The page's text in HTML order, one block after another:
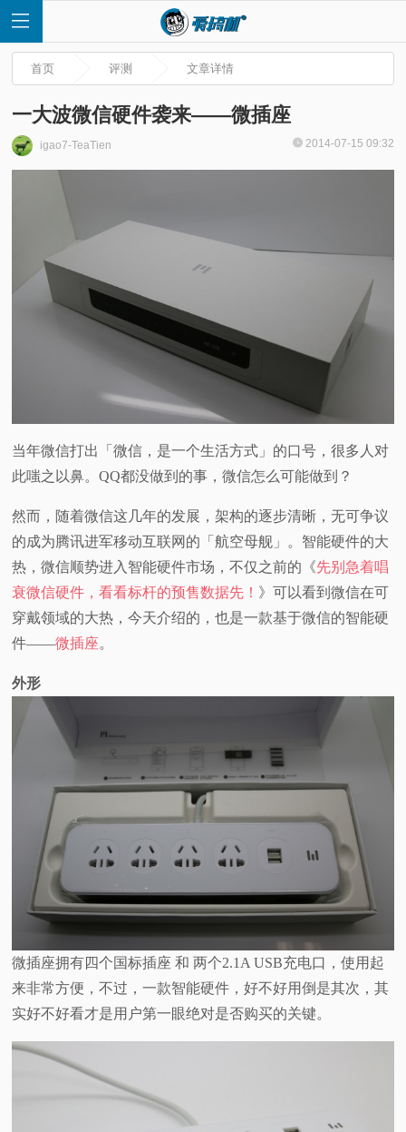
频
科
普
体
首页 评测 文章详情
一大波微信硬件袭来——微插座
igao7-TeaTien 2014-07-15 09:32
当年微信打出「微信，是一个生活方式」的口号，很多人对
此嗤之以鼻。QQ都没做到的事，微信怎么可能做到？
然而，随着微信这几年的发展，架构的逐步清晰，无可争议
的成为腾讯进军移动互联网的「航空母舰」。智能硬件的大
热，微信顺势进入智能硬件市场，不仅之前的《先别急着唱
衰微信硬件，看看标杆的预售数据先！ 》可以看到微信在可
穿戴领域的大热，今天介绍的，也是一款基于微信的智能硬
件——微插座。
外形
微插座拥有四个国标插座 和 两个2.1A USB充电口，使用起
来非常方便，不过，一款智能硬件，好不好用倒是其次，其
实好不好看才是用户第一眼绝对是否购买的关键。